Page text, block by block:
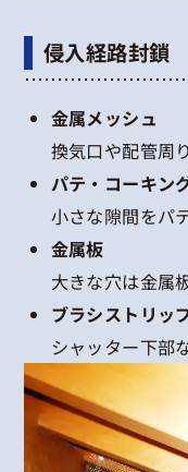
侵入経路封鎖
金属メッシュ
換気口や配管周
パテ・コーキン
小さな隙間をパ
金属板
大きな穴は金属
ブラシストリッ
シャッター下部